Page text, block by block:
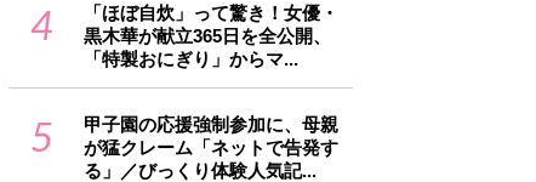
4
「ほぼ自炊」って驚き！女優・
黒木華が献立365日を全公開、
「特製おにぎり」からマ...
5
甲子園の応援強制参加に、母親
が猛クレーム「ネットで告発す
る」／びっくり体験人気記...